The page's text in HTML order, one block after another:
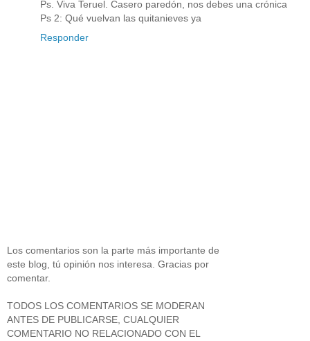
Ps. Viva Teruel. Casero paredón, nos debes una crónica
Ps 2: Qué vuelvan las quitanieves ya
Responder
Los comentarios son la parte más importante de
este blog, tú opinión nos interesa. Gracias por
comentar.
TODOS LOS COMENTARIOS SE MODERAN
ANTES DE PUBLICARSE, CUALQUIER
COMENTARIO NO RELACIONADO CON EL